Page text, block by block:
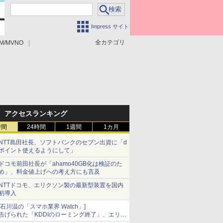
Impress サイト
全カテゴリ
MVNO
アクセスランキング
24時間 1週間 1カ月
島田社長、ソフトバンクのセブン出資に「d
イント使えるようにして」
コモ前田社長が「ahamo40GB化は検証のた
」、料金値上げへの考え方にも言及
ドコモ、エリクソン製の最新型装置を国内
導入
川温の「スマホ業界 Watch」]
げられた「KDDIのローミング終了」、エリア